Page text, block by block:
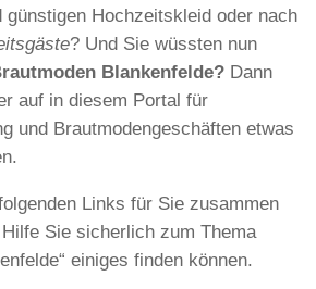
günstigen Hochzeitskleid oder nach
? Und Sie wüssten nun
Blankenfelde? Dann
auf in diesem Portal für
und Brautmodengeschäften etwas
Links für Sie zusammen
Sie sicherlich zum Thema
einiges finden können.